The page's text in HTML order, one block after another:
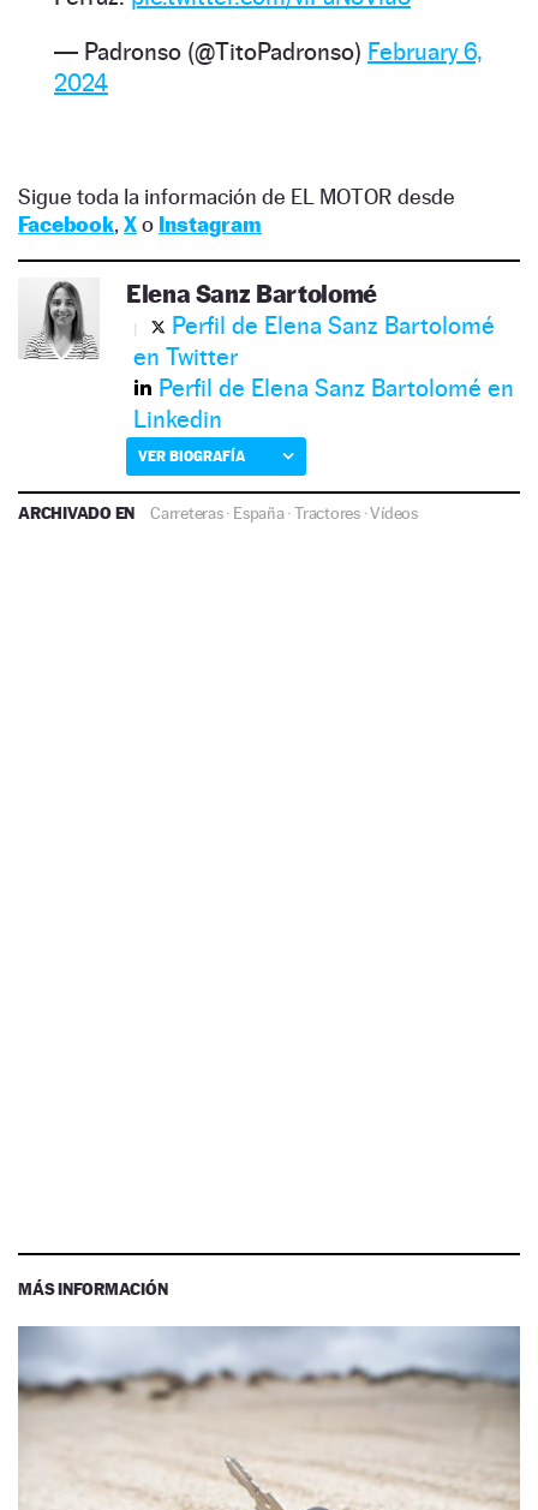
— Padronso (@TitoPadronso) February 6,
2024
Sigue toda la información de EL MOTOR desde
Facebook, Xo Instagram
Elena Sanz Bartolomé
Perfil de Elena Sanz Bartolomé
en Twitter
Perfil de Elena Sanz Bartolomé en
Linkedin
VER BIOGRAFÍA
ARCHIVADO EN Carreteras· España·Tractores·Vídeos
MÁS INFORMACIÓN